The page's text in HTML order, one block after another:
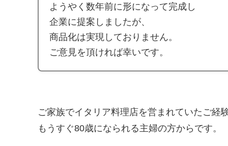
ようやく数年前に形になって完成し
企業に提案しましたが、
商品化は実現しておりません。
ご意見を頂ければ幸いです。
ご家族でイタリア料理店を営まれていたご経
もうすぐ80歳になられる主婦の方からです。